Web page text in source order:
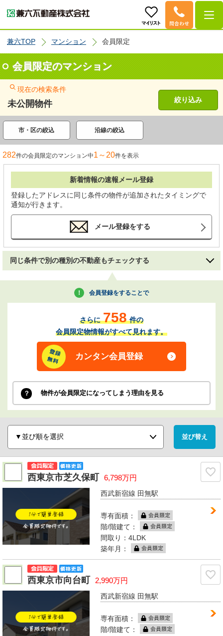
兼六TOP マンション 会員限定
会員限定のマンション
現在の検索条件
未公開物件 絞り込み
市・区の絞込 沿線の絞込
282件の会員限定のマンション中1～20件を表示
新着情報の速報メール登録
登録したアドレスに同じ条件の物件が追加されたタイミングで
通知が行きます。
メール登録をする
同じ条件で別の種別の不動産もチェックする
会員登録をすることで
さらに 758 件の
会員限定物情報がすべて見れます。
カンタン会員登録
物件が会員限定になってしまう理由を見る
西東京市芝久保町 6,798万円
西武新宿線 田無駅
専有面積：
階/階建て：
間取り：4LDK
築年月：
西東京市向台町 2,990万円
西武新宿線 田無駅
専有面積：
階/階建て：